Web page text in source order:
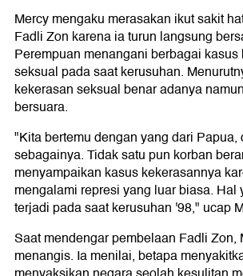
Mercy mengaku merasakan ikut sakit
Fadli Zon karena ia turun langsung
Perempuan menangani berbagai kasus
seksual pada saat kerusuhan.
kekerasan seksual benar adanya
bersuara.
"Kita bertemu dengan yang dari Papua,
sebagainya. Tidak satu pun korban
menyampaikan kasus kekerasannya
mengalami represi yang luar biasa. Hal
terjadi pada saat kerusuhan '98," ucap
Saat mendengar pembelaan Fadli Zon,
menangis. Ia menilai, betapa